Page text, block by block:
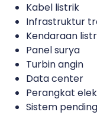
Kabel listrik
Infrastruktur
Kendaraan
Panel surya
Turbin angin
Data center
Perangkat
Sistem